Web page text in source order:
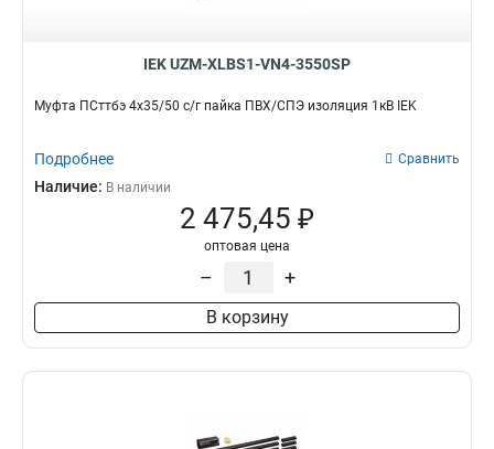
IEK UZM-XLBS1-VN4-3550SP
Муфта ПСттбэ 4х35/50 с/г пайка ПВХ/СПЭ изоляция 1кВ IEK
Подробнее Сравнить
Наличие: В наличии
2 475,45 ₽
оптовая цена
– +
В корзину